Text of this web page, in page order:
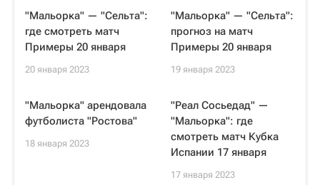
"Мальорка" — "Сельта":
где смотреть матч
Примеры 20 января
20 января 2023
"Мальорка" — "Сельта":
прогноз на матч
Примеры 20 января
19 января 2023
"Мальорка" арендовала
футболиста "Ростова"
18 января 2023
"Реал Сосьедад" —
"Мальорка": где
смотреть матч Кубка
Испании 17 января
17 января 2023